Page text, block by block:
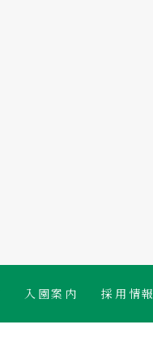
入園案内 採用情報